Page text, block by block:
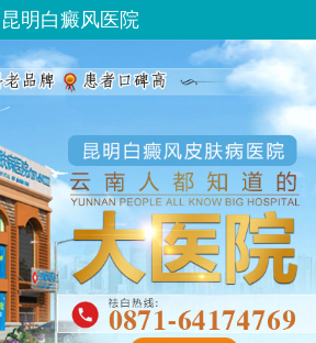
昆明白癜风医院